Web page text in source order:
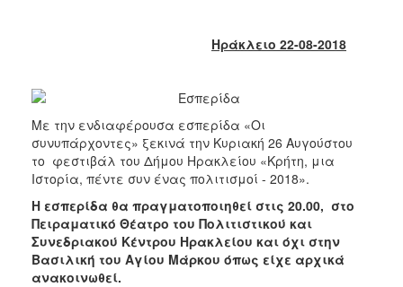
2012
2011
2010
2006
Ηράκλειο 22-08-2018
Με την ενδιαφέρουσα εσπερίδα «Οι
συνυπάρχοντες» ξεκινά την Κυριακή 26 Αυγούστου
το φεστιβάλ του Δήμου Ηρακλείου «Κρήτη, μια
Ιστορία, πέντε συν ένας πολιτισμοί - 2018».
Η εσπερίδα θα πραγματοποιηθεί στις 20.00, στο
Πειραματικό Θέατρο του Πολιτιστικού και
Συνεδριακού Κέντρου Ηρακλείου και όχι στην
Βασιλική του Αγίου Μάρκου όπως είχε αρχικά
ανακοινωθεί.